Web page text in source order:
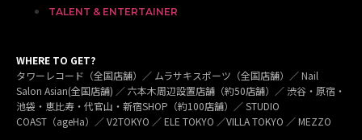
TALENT & ENTERTAINER
WHERE TO GET?
タワーレコード（全国店舗）／ ムラサキスポーツ（全国店舗）／ Nail
Salon Asian(全国店舗) ／ 六本木周辺設置店舗（約50店舗）／ 渋谷・原宿・
池袋・恵比寿・代官山・新宿SHOP（約100店舗）／ STUDIO
COAST（ageHa）／ V2TOKYO ／ ELE TOKYO ／VILLA TOKYO ／ MEZZO